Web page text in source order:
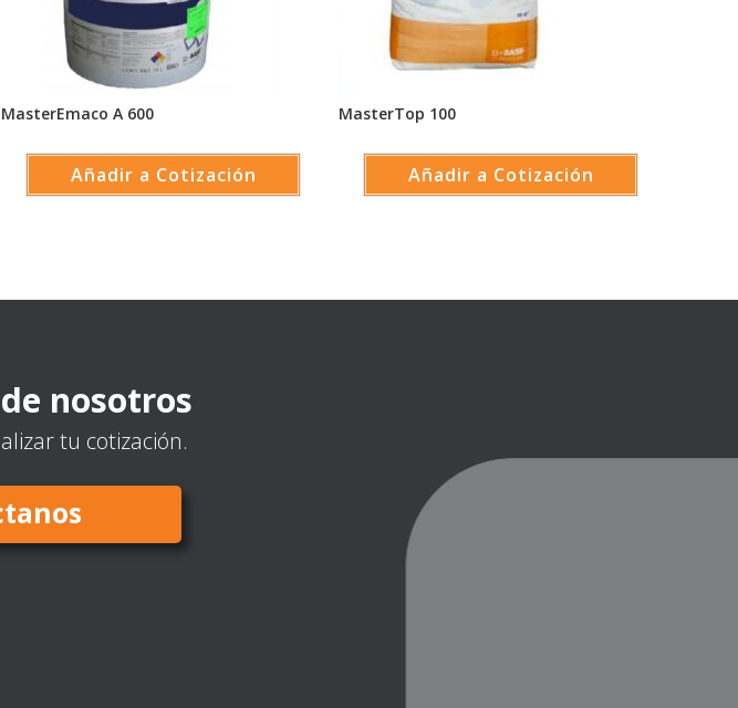
MasterEmaco A 600
Añadir a Cotización
MasterTop 100
Añadir a Cotización
nosotros
tu cotización.